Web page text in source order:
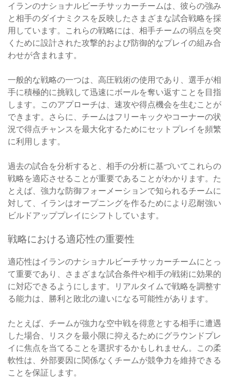
イランのナショナルビーチサッカーチームは、彼らの強み
と相手のダイナミクスを反映したさまざまな試合戦略を採
用しています。これらの戦略には、相手チームの弱点を突
くために設計された攻撃的および防御的なプレイの組み合
わせが含まれます。
一般的な戦略の一つは、高圧戦術の使用であり、選手が相
手に積極的に挑戦して迅速にボールを奪い返すことを目指
します。このアプローチは、速攻や得点機会を生むことが
できます。さらに、チームはフリーキックやコーナーの状
況で得点チャンスを最大化するためにセットプレイを頻繁
に利用します。
過去の試合を分析すると、相手の分析に基づいてこれらの
戦略を適応させることが重要であることがわかります。た
とえば、強力な防御フォーメーションで知られるチームに
対して、イランはオープニングを作るためにより忍耐強い
ビルドアッププレイにシフトしています。
戦略における適応性の重要性
適応性はイランのナショナルビーチサッカーチームにとっ
て重要であり、さまざまな試合条件や相手の戦術に効果的
に対応できるようにします。リアルタイムで戦略を調整す
る能力は、勝利と敗北の違いになる可能性があります。
たとえば、チームが強力な空中戦を得意とする相手に遭遇
した場合、リスクを最小限に抑えるためにグラウンドプレ
イに焦点を当てることを選択するかもしれません。この柔
軟性は、外部要因に関係なくチームが競争力を維持できる
ことを保証します。